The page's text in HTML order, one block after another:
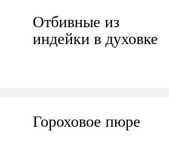
Отбивные из
индейки в духовке
Гороховое пюре